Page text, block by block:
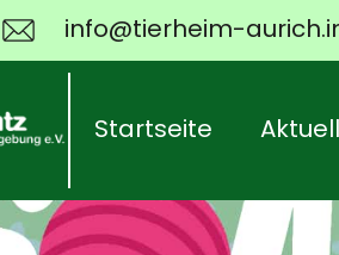
info@tierheim-
Startseite